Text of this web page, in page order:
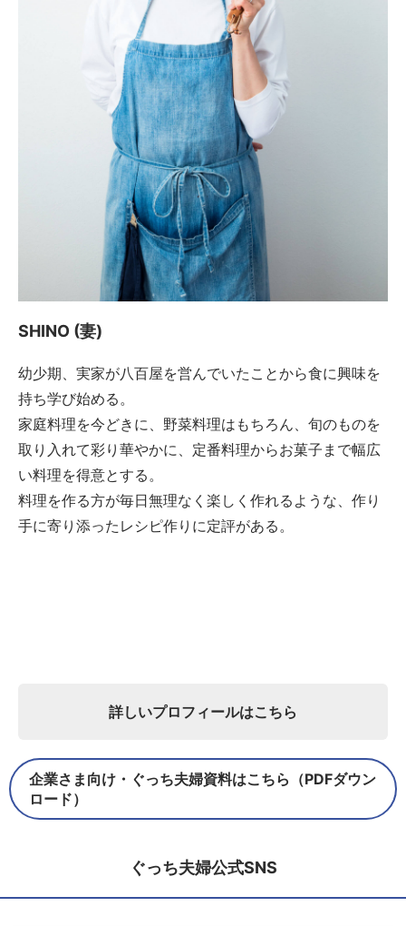
SHINO (妻)
幼少期、実家が八百屋を営んでいたことから食に興味を
持ち学び始める。
家庭料理を今どきに、野菜料理はもちろん、旬のものを
取り入れて彩り華やかに、定番料理からお菓子まで幅広
い料理を得意とする。
料理を作る方が毎日無理なく楽しく作れるような、作り
手に寄り添ったレシピ作りに定評がある。
詳しいプロフィールはこちら
企業さま向け・ぐっち夫婦資料はこちら（PDFダウン
ロード）
ぐっち夫婦公式SNS